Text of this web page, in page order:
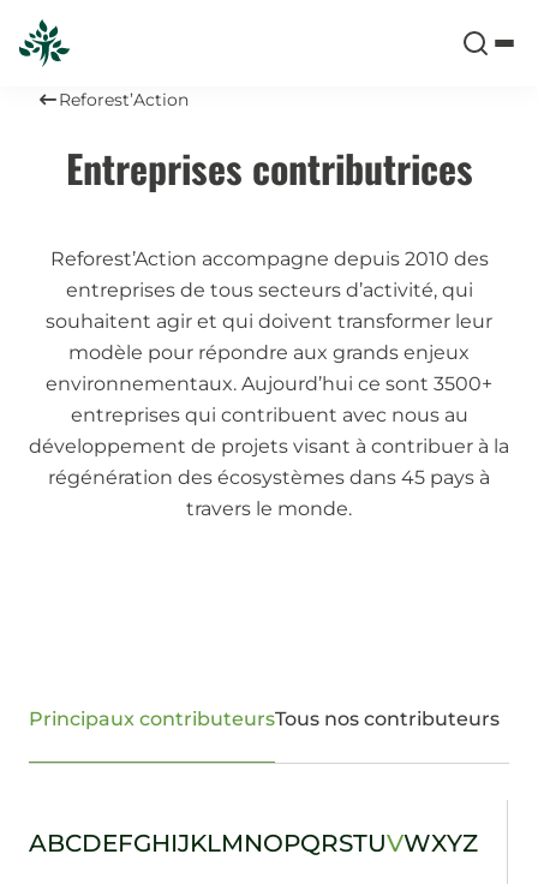
Reforest’Action
Entreprises contributrices
Reforest’Action accompagne depuis 2010 des
entreprises de tous secteurs d’activité, qui
souhaitent agir et qui doivent transformer leur
modèle pour répondre aux grands enjeux
environnementaux. Aujourd’hui ce sont 3500+
entreprises qui contribuent avec nous au
développement de projets visant à contribuer à la
régénération des écosystèmes dans 45 pays à
travers le monde.
Principaux contributeursTous nos contributeurs
ABCDEFGHIJKLMNOPQRSTUVWXYZ